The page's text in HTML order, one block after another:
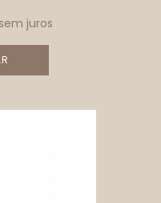
sem juros